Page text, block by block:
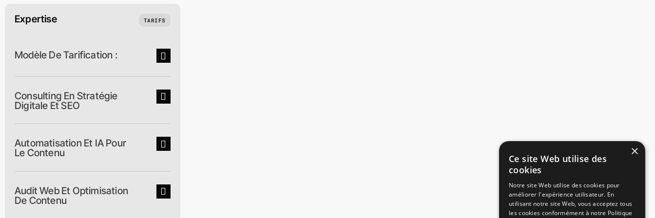
Expertise TARIFS
Modèle De Tarification :
Consulting En Stratégie
Digitale Et SEO
Automatisation Et IA Pour
Le Contenu
Audit Web Et Optimisation
De Contenu
×
Ce site Web utilise des
cookies
Notre site Web utilise des cookies pour
améliorer l'expérience utilisateur. En
utilisant notre site Web, vous acceptez tous
les cookies conformément à notre Politique